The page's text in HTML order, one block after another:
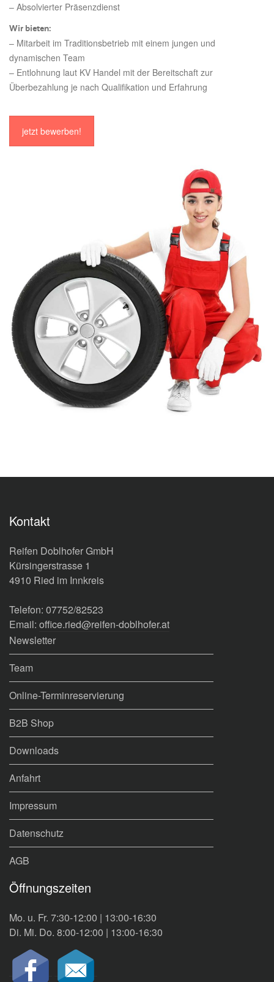
– Absolvierter Präsenzdienst
Wir bieten:
– Mitarbeit im Traditionsbetrieb mit einem jungen und
dynamischen Team
– Entlohnung laut KV Handel mit der Bereitschaft zur
Überbezahlung je nach Qualifikation und Erfahrung
jetzt bewerben!
Kontakt
Reifen Doblhofer GmbH
Kürsingerstrasse 1
4910 Ried im Innkreis
Telefon: 07752/82523
Email: office.ried@reifen-doblhofer.at
Newsletter
Team
Online-Terminreservierung
B2B Shop
Downloads
Anfahrt
Impressum
Datenschutz
AGB
Öffnungszeiten
Mo. u. Fr. 7:30-12:00 | 13:00-16:30
Di. Mi. Do. 8:00-12:00 | 13:00-16:30